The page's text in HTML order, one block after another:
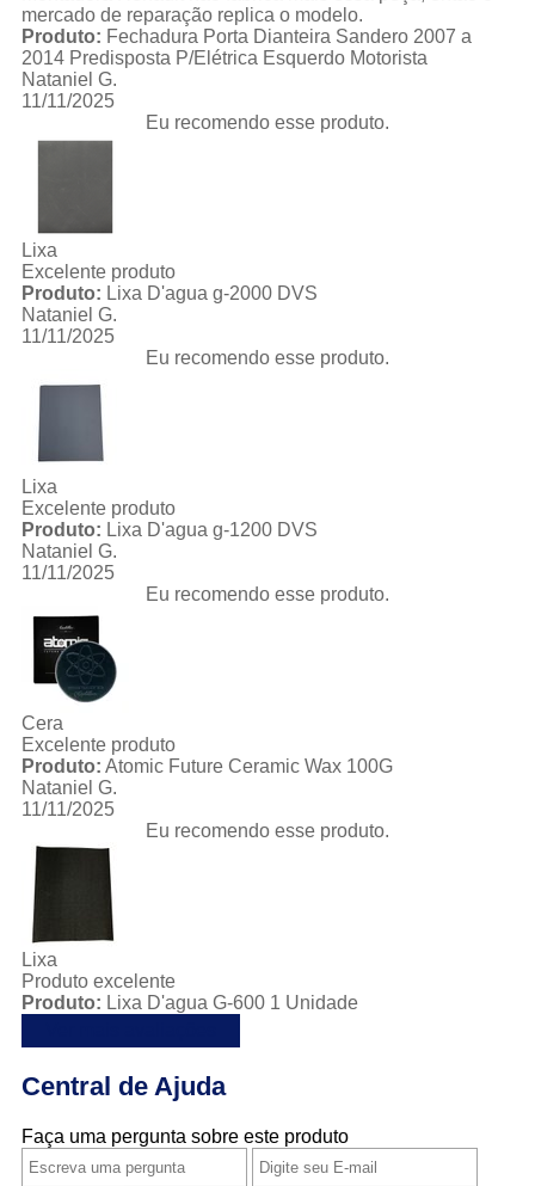
mercado de reparação replica o modelo.
Produto: Fechadura Porta Dianteira Sandero 2007 a
2014 Predisposta P/Elétrica Esquerdo Motorista
Nataniel G.
11/11/2025
Eu recomendo esse produto.
Lixa
Excelente produto
Produto: Lixa D'agua g-2000 DVS
Nataniel G.
11/11/2025
Eu recomendo esse produto.
Lixa
Excelente produto
Produto: Lixa D'agua g-1200 DVS
Nataniel G.
11/11/2025
Eu recomendo esse produto.
Cera
Excelente produto
Produto: Atomic Future Ceramic Wax 100G
Nataniel G.
11/11/2025
Eu recomendo esse produto.
Lixa
Produto excelente
Produto: Lixa D'agua G-600 1 Unidade
Central de Ajuda
Faça uma pergunta sobre este produto